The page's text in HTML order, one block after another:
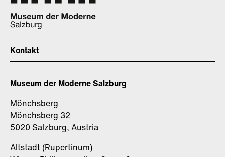
Kontakt
Museum der Moderne Salzburg
Mönchsberg
Mönchsberg 32
5020 Salzburg, Austria
Altstadt (Rupertinum)